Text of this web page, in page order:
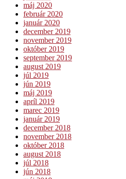
máj 2020
február 2020
január 2020
december 2019
november 2019
október 2019
september 2019
august 2019
júl 2019
jún 2019
máj 2019
apríl 2019
marec 2019
január 2019
december 2018
november 2018
október 2018
august 2018
júl 2018
jún 2018